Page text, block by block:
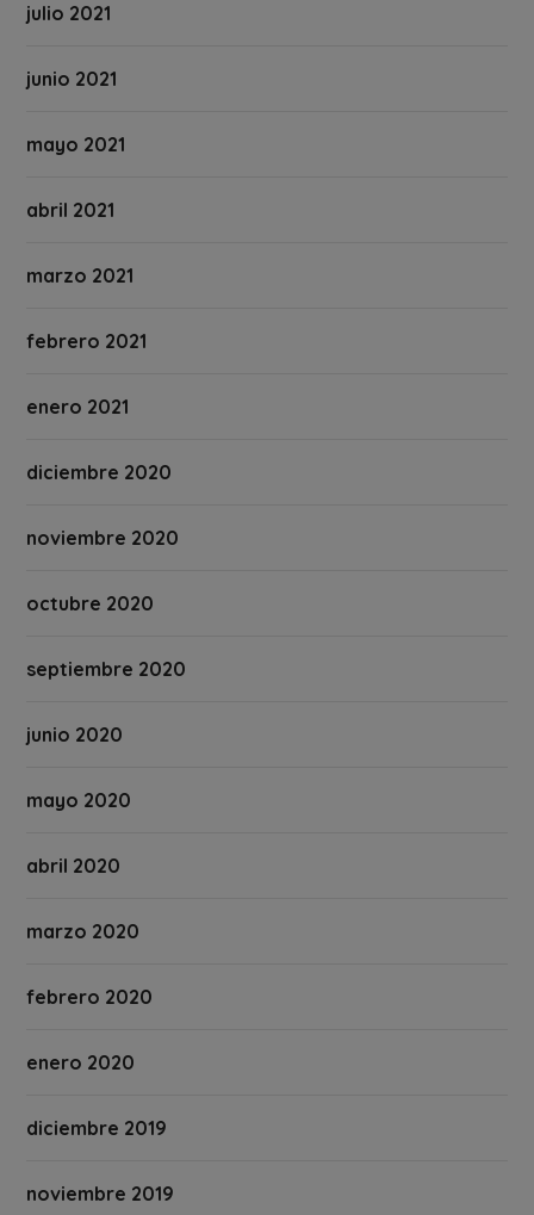
julio 2021
junio 2021
mayo 2021
abril 2021
marzo 2021
febrero 2021
enero 2021
diciembre 2020
noviembre 2020
octubre 2020
septiembre 2020
junio 2020
mayo 2020
abril 2020
marzo 2020
febrero 2020
enero 2020
diciembre 2019
noviembre 2019